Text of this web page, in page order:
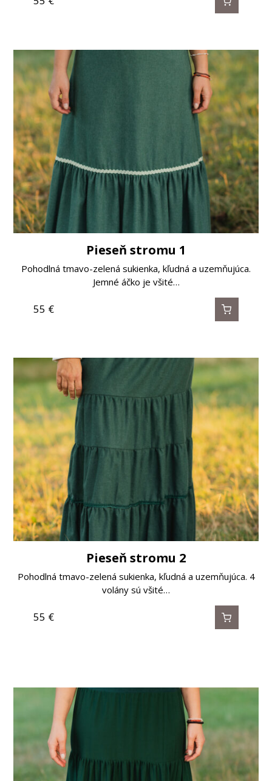
Pieseň stromu 1
Pohodlná tmavo-zelená sukienka, kľudná a uzemňujúca.
Jemné áčko je všité…
55 €
Pieseň stromu 2
Pohodlná tmavo-zelená sukienka, kľudná a uzemňujúca. 4
volány sú všité…
55 €